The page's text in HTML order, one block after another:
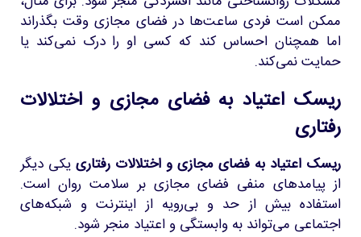
ممکن است فردی ساعت‌ها در فضای مجازی وقت بگذراند
اما همچنان احساس کند که کسی او را درک نمی‌کند یا
حمایت نمی‌کند.
ریسک اعتیاد به فضای مجازی و اختلالات
رفتاری
ریسک اعتیاد به فضای مجازی و اختلالات رفتاری یکی دیگر
از پیامدهای منفی فضای مجازی بر سلامت روان است.
استفاده بیش از حد و بی‌رویه از اینترنت و شبکه‌های
اجتماعی می‌تواند به وابستگی و اعتیاد منجر شود.